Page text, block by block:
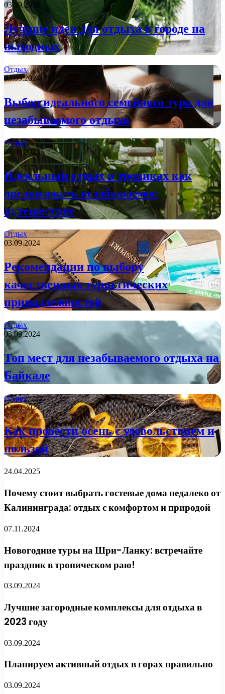
03.09.2024
Лучшие идеи для отдыха в городе на
выходных
Отдых
03.09.2024
Выбор идеального семейного тура для
незабываемого отдыха
Отдых
03.09.2024
Идеальный отдых в тропиках как
организовать незабываемое
путешествие
Отдых
03.09.2024
Рекомендации по выбору
качественных туристических
принадлежностей
Отдых
03.09.2024
Топ мест для незабываемого отдыха на
Байкале
Отдых
03.09.2024
Как провести осень с удовольствием и
пользой
24.04.2025
Почему стоит выбрать гостевые дома недалеко от
Калининграда: отдых с комфортом и природой
07.11.2024
Новогодние туры на Шри-Ланку: встречайте
праздник в тропическом раю!
03.09.2024
Лучшие загородные комплексы для отдыха в
2023 году
03.09.2024
Планируем активный отдых в горах правильно
03.09.2024